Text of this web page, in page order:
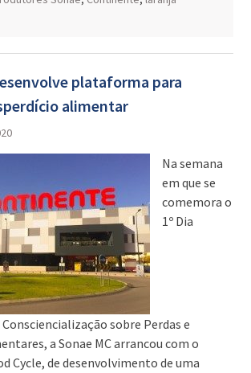
plataforma para
alimentar
Na semana
em que se
comemora o
1º Dia
sobre Perdas e
a Sonae MC arrancou com o
Cycle, de desenvolvimento de uma